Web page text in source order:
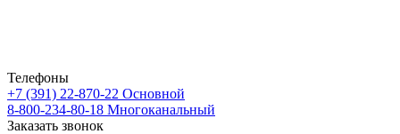
Телефоны
+7 (391) 22-870-22 Основной
8-800-234-80-18 Многоканальный
Заказать звонок